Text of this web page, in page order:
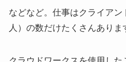
などなど。仕事はクライアン
人）の数だけたくさんあり